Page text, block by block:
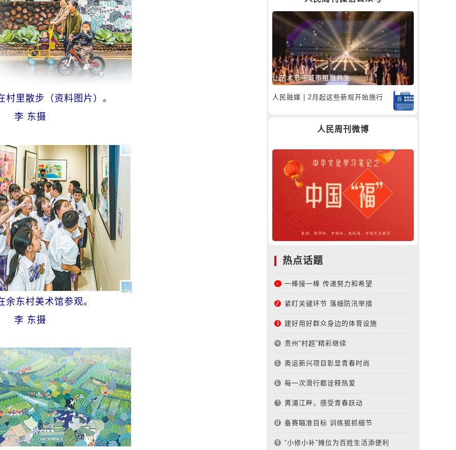
村里散步（资料图片）。
李 东摄
余东村美术馆参观。
李 东摄
让艺术节与城市相融共生
人民融媒 | 2月起这些新规开始施行
人民周刊微博
热点话题
一棒接一棒 传递努力和希望
紧盯关键环节 落细防汛举措
建好用好群众身边的体育设施
贵州“村超”精彩继续
奥运新兴项目彰显青春时尚
每一次滑行都诠释热爱
黄浦江畔，感受青春跃动
备赛瞄准目标 训练狠抓细节
“小修小补”摊位为百姓生活添便利